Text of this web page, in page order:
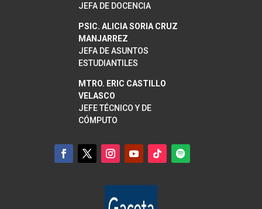
JEFA DE DOCENCIA
PSIC. ALICIA SORIA CRUZ
MANJARREZ
JEFA DE ASUNTOS
ESTUDIANTILES
MTRO. ERIC CASTILLO
VELASCO
JEFE TÉCNICO Y DE
CÓMPUTO